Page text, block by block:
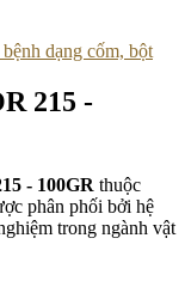
dạng cốm, bột
215 -
- 100GR thuộc
phân phối bởi hệ
trong ngành vật